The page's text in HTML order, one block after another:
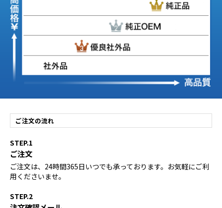
ご注文の流れ
STEP.1
ご注文
ご注文は、24時間365日いつでも承っております。お気軽にご利
用くださいませ。
STEP.2